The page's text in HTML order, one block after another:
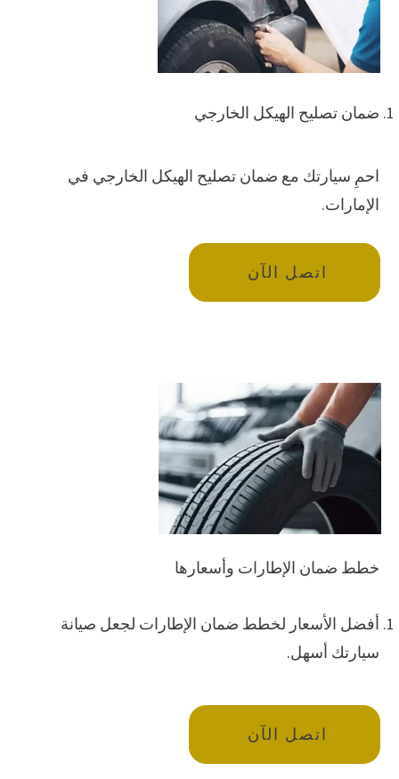
ضمان تصليح الهيكل الخارجي
احمِ سيارتك مع ضمان تصليح الهيكل الخارجي في
الإمارات.
اتصل الآن
خطط ضمان الإطارات وأسعارها
أفضل الأسعار لخطط ضمان الإطارات لجعل صيانة
سيارتك أسهل.
اتصل الآن